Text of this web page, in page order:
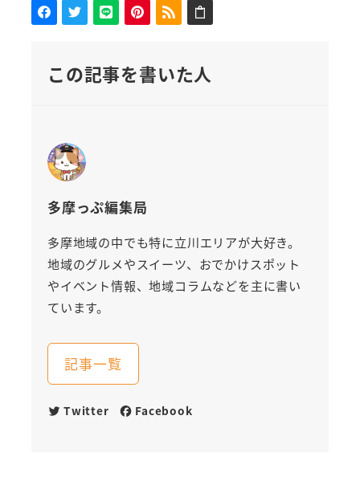
この記事を書いた人
多摩っぷ編集局
多摩地域の中でも特に立川エリアが大好き。
地域のグルメやスイーツ、おでかけスポット
やイベント情報、地域コラムなどを主に書い
ています。
記事一覧
Twitter Facebook